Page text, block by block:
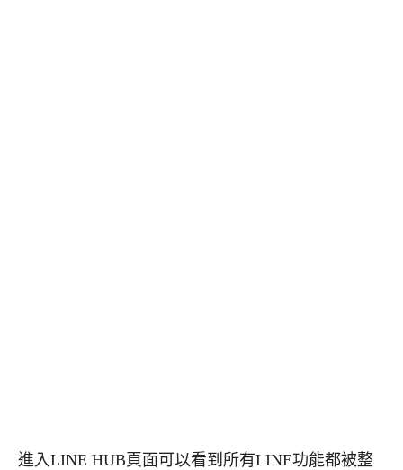
進入LINE HUB頁面可以看到所有LINE功能都被整